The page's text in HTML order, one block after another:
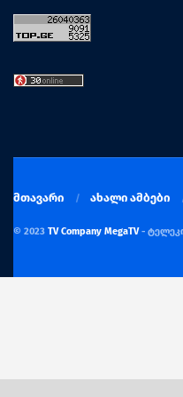
მთავარი ახალი ამბები
© 2023 TV Company MegaTV-